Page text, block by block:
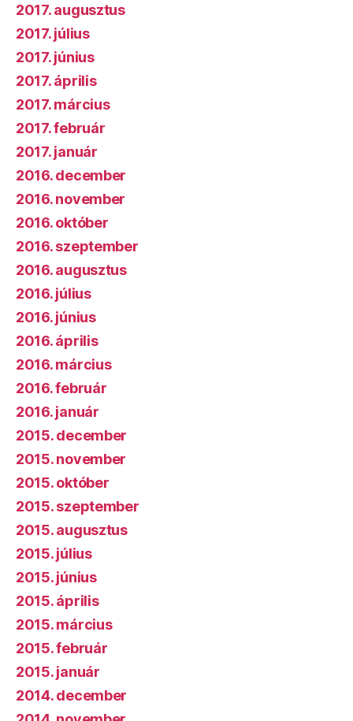
2017. augusztus
2017. július
2017. június
2017. április
2017. március
2017. február
2017. január
2016. december
2016. november
2016. október
2016. szeptember
2016. augusztus
2016. július
2016. június
2016. április
2016. március
2016. február
2016. január
2015. december
2015. november
2015. október
2015. szeptember
2015. augusztus
2015. július
2015. június
2015. április
2015. március
2015. február
2015. január
2014. december